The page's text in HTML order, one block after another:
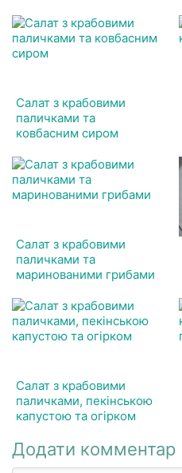
Салат з крабовими
паличками та
ковбасним сиром
Салат з крабовими
паличками та
маринованими грибами
Салат з крабовими
паличками, пекінською
капустою та огірком
Додати комментар